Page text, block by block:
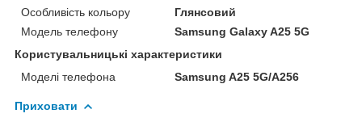
Особливість кольору
Глянсовий
Модель телефону
Samsung Galaxy A25 5G
Користувальницькі характеристики
Моделі телефона
Samsung A25 5G/A256
Приховати